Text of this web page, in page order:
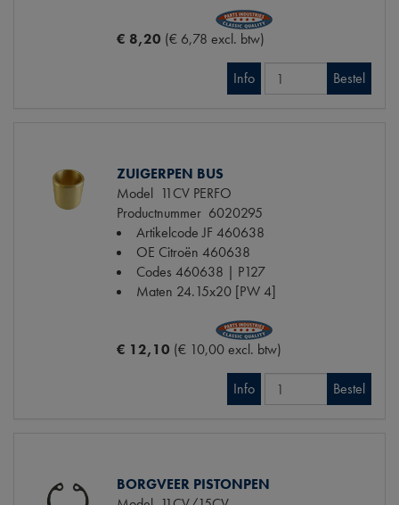
€ 8,20 (€ 6,78 excl. btw)
Info Bestel
ZUIGERPEN BUS
Model 11CV PERFO
Productnummer 6020295
Artikelcode JF460638
OE Citroën 460638
Codes 460638 | P127
Maten 24.15x20 [PW 4]
€ 12,10 (€ 10,00 excl. btw)
Info Bestel
BORGVEER PISTONPEN